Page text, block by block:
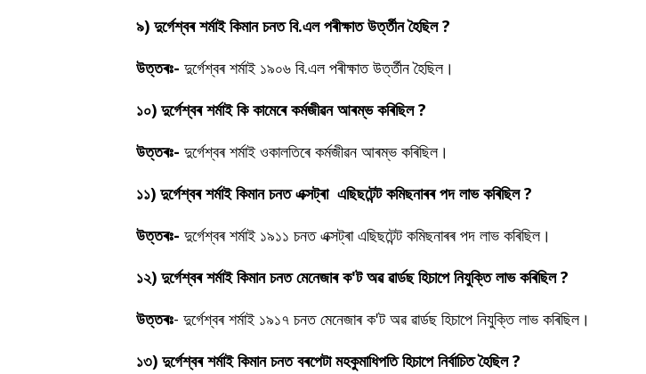
৯) দুৰ্গেশ্বৰ শৰ্মাই কিমান চনত বি.এল পৰীক্ষাত উৰ্ত্তীন হৈছিল ?
উত্তৰঃ- দুৰ্গেশ্বৰ শৰ্মাই ১৯০৬ বি.এল পৰীক্ষাত উৰ্ত্তীন হৈছিল।
১০) দুৰ্গেশ্বৰ শৰ্মাই কি কামেৰে কৰ্মজীৱন আৰম্ভ কৰিছিল ?
উত্তৰঃ- দুৰ্গেশ্বৰ শৰ্মাই ওকালতিৰে কৰ্মজীৱন আৰম্ভ কৰিছিল।
১১) দুৰ্গেশ্বৰ শৰ্মাই কিমান চনত এক্সট্ৰা এছিছটেন্ট কমিছনাৰৰ পদ লাভ কৰিছিল ?
উত্তৰঃ- দুৰ্গেশ্বৰ শৰ্মাই ১৯১১ চনত এক্সট্ৰা এছিছটেন্ট কমিছনাৰৰ পদ লাভ কৰিছিল।
১২) দুৰ্গেশ্বৰ শৰ্মাই কিমান চনত মেনেজাৰ ক'ট অৱ ৱাৰ্ডছ হিচাপে নিযুক্তি লাভ কৰিছিল ?
উত্তৰঃ- দুৰ্গেশ্বৰ শৰ্মাই ১৯১৭ চনত মেনেজাৰ ক'ট অৱ ৱাৰ্ডছ হিচাপে নিযুক্তি লাভ কৰিছিল।
১৩) দুৰ্গেশ্বৰ শৰ্মাই কিমান চনত বৰপেটা মহকুমাধিপতি হিচাপে নিৰ্বাচিত হৈছিল ?